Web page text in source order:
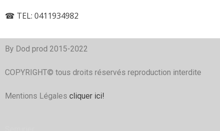
☎ TEL: 0411934982
By Dod prod 2015-2022
COPYRIGHT© tous droits réservés reproduction interdite
Mentions Légales cliquer ici!